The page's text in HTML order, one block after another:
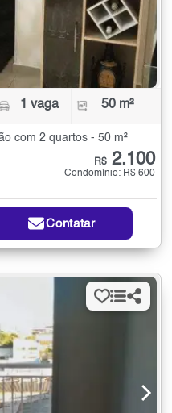
1 vaga 50 m²
com 2 quartos - 50 m²
R$ 2.100
Condomínio: R$ 600
Contatar